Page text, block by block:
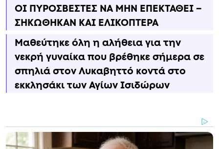
ΟΙ ΠΥΡΟΣΒΕΣΤΕΣ ΝΑ ΜΗΝ ΕΠΕΚΤΑΘΕΙ –
ΣΗΚΩΘΗΚΑΝ ΚΑΙ ΕΛΙΚΟΠΤΕΡΑ
Μαθεύτηκε όλη η αλήθεια για την
νεκρή γυναίκα που βρέθηκε σήμερα σε
σπηλιά στον Λυκαβηττό κοντά στο
εκκλησάκι των Αγίων Ισιδώρων